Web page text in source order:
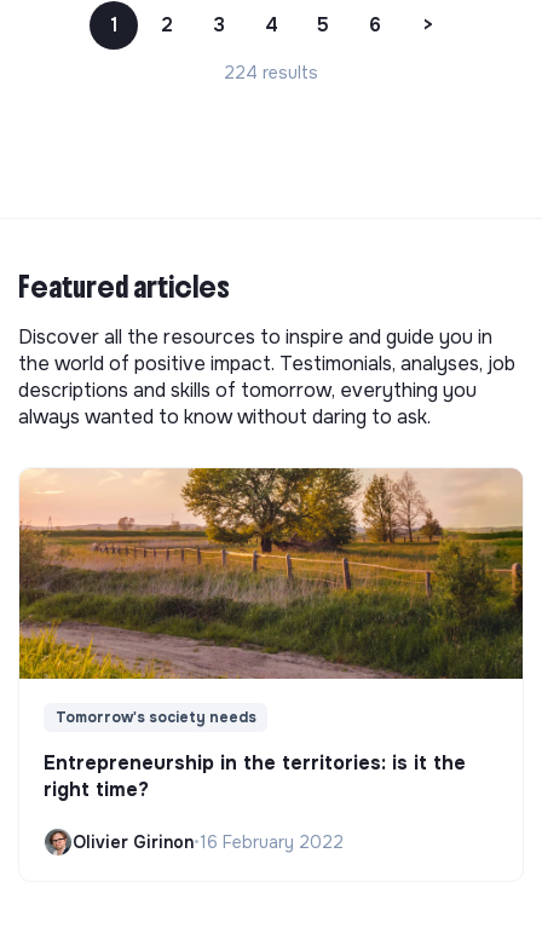
1 2 3 4 5 6 >
224 results
Featured articles
Discover all the resources to inspire and guide you in
the world of positive impact. Testimonials, analyses, job
descriptions and skills of tomorrow, everything you
always wanted to know without daring to ask.
Tomorrow's society needs
Entrepreneurship in the territories: is it the
right time?
Olivier Girinon•16 February 2022